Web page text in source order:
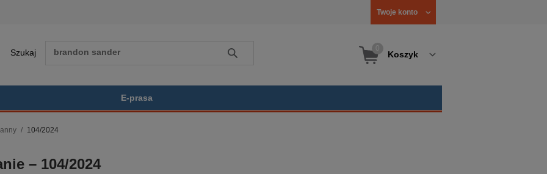
Twoje konto
Szukaj Szukaj Koszyk
E-prasa
psychologiczne
104/2024
– 104/2024